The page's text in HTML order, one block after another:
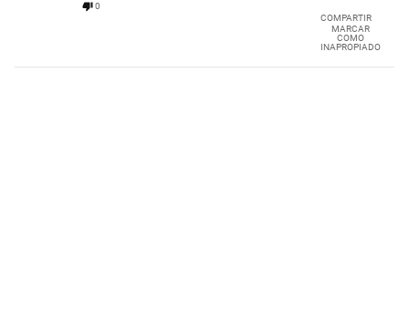
0
COMPARTIR
MARCAR
COMO
INAPROPIADO